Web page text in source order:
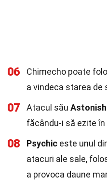
06 Chimecho poate
a vindeca starea de
07 Atacul său Astonish
făcându-i să ezite în
08 Psychic este unul
atacuri ale sale,
a provoca daune